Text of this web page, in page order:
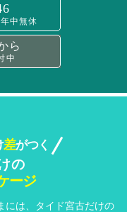
中無休
ら
中
差がつく
の
ージ
は、
タイド宮古だけの